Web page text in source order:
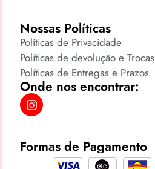
Nossas Políticas
Políticas de Privacidade
Políticas de devolução e Trocas
Políticas de Entregas e Prazos
Onde nos encontrar:
Formas de Pagamento